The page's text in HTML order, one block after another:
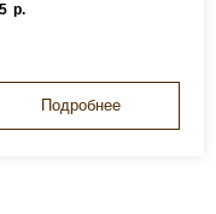
р.
Подробнее